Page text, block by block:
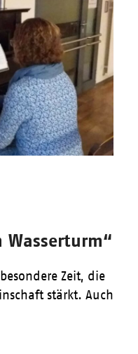
Wasserturm“
Zeit, die
stärkt. Auch